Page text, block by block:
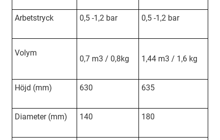
Arbetstryck 0,5 -1,2 bar 0,5 -1,2 bar
Volym
0,7 m3 / 0,8kg 1,44 m3 / 1,6 kg
Höjd (mm) 630 635
Diameter (mm) 140 180